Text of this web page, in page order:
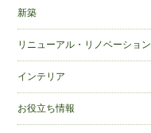
新築
リニューアル・リノベーション
インテリア
お役立ち情報